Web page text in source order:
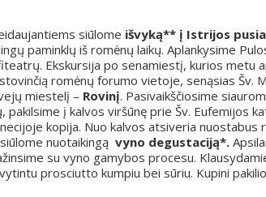
siūlome išvyką** į Istrijos
paminklų iš romėnų laikų. Aplankysime
Ekskursija po senamiestį, kurios metu
romėnų forumo vietoje, senąsias Šv.
miestelį – Rovinį. Pasivaikščiosime
į kalvos viršūnę prie Šv. Eufemijos
kopija. Nuo kalvos atsiveria nuostabus
nuotaikingą vyno degustaciją*.
su vyno gamybos procesu.
prosciutto kumpiu bei sūriu. Kupini